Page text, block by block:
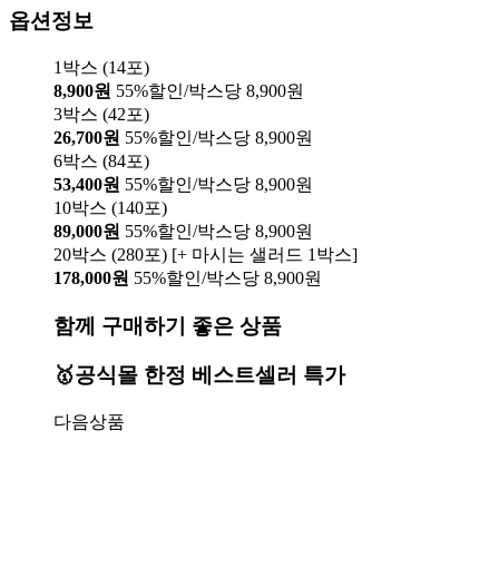
옵션정보
1박스 (14포)
8,900원 55%할인/박스당 8,900원
3박스 (42포)
26,700원 55%할인/박스당 8,900원
6박스 (84포)
53,400원 55%할인/박스당 8,900원
10박스 (140포)
89,000원 55%할인/박스당 8,900원
20박스 (280포) [+ 마시는 샐러드 1박스]
178,000원 55%할인/박스당 8,900원
함께 구매하기 좋은 상품
🥇공식몰 한정 베스트셀러 특가
다음상품